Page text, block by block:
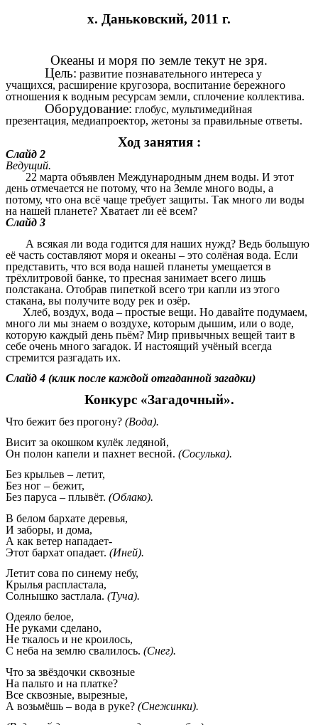
х. Даньковский, 2011 г.
Океаны и моря по земле текут не зря.
Цель: развитие познавательного интереса у
учащихся, расширение кругозора, воспитание бережного
отношения к водным ресурсам земли, сплочение коллектива.
Оборудование: глобус, мультимедийная
презентация, медиапроектор, жетоны за правильные ответы.
Ход занятия :
Слайд 2
Ведущий.
22 марта объявлен Международным днем воды. И этот
день отмечается не потому, что на Земле много воды, а
потому, что она всё чаще требует защиты. Так много ли воды
на нашей планете? Хватает ли её всем?
Слайд 3
А всякая ли вода годится для наших нужд? Ведь большую
её часть составляют моря и океаны – это солёная вода. Если
представить, что вся вода нашей планеты умещается в
трёхлитровой банке, то пресная занимает всего лишь
полстакана. Отобрав пипеткой всего три капли из этого
стакана, вы получите воду рек и озёр.
Хлеб, воздух, вода – простые вещи. Но давайте подумаем,
много ли мы знаем о воздухе, которым дышим, или о воде,
которую каждый день пьём? Мир привычных вещей таит в
себе очень много загадок. И настоящий учёный всегда
стремится разгадать их.
Слайд 4 (клик после каждой отгаданной загадки)
Конкурс «Загадочный».
Что бежит без прогону? (Вода).
Висит за окошком кулёк ледяной,
Он полон капели и пахнет весной. (Сосулька).
Без крыльев – летит,
Без ног – бежит,
Без паруса – плывёт. (Облако).
В белом бархате деревья,
И заборы, и дома,
А как ветер нападает-
Этот бархат опадает. (Иней).
Летит сова по синему небу,
Крылья распластала,
Солнышко застлала. (Туча).
Одеяло белое,
Не руками сделано,
Не ткалось и не кроилось,
С неба на землю свалилось. (Снег).
Что за звёздочки сквозные
На пальто и на платке?
Все сквозные, вырезные,
А возьмёшь – вода в руке? (Снежинки).